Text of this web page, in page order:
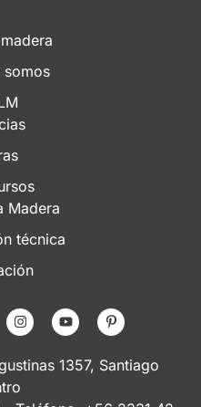
somos
Madera
técnica
1357, Santiago